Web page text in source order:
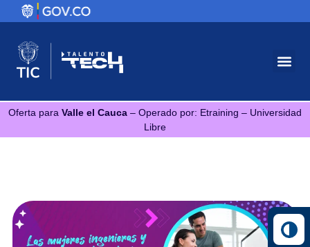
Oferta para Valle el Cauca – Operado por: Etraining – Universidad
Libre